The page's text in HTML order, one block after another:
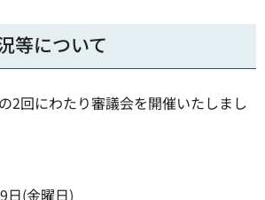
等について
2回にわたり審議会を開催いたしまし
日(金曜日)